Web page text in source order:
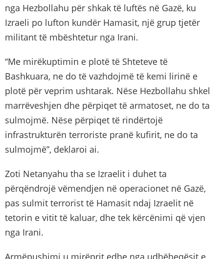
nga Hezbollahu për shkak të luftës në Gazë, ku
Izraeli po lufton kundër Hamasit, një grup tjetër
militant të mbështetur nga Irani.
“Me mirëkuptimin e plotë të Shteteve të
Bashkuara, ne do të vazhdojmë të kemi lirinë e
plotë për veprim ushtarak. Nëse Hezbollahu shkel
marrëveshjen dhe përpiqet të armatoset, ne do ta
sulmojmë. Nëse përpiqet të rindërtojë
infrastrukturën terroriste pranë kufirit, ne do ta
sulmojmë”, deklaroi ai.
Zoti Netanyahu tha se Izraelit i duhet ta
përqëndrojë vëmendjen në operacionet në Gazë,
pas sulmit terrorist të Hamasit ndaj Izraelit në
tetorin e vitit të kaluar, dhe tek kërcënimi që vjen
nga Irani.